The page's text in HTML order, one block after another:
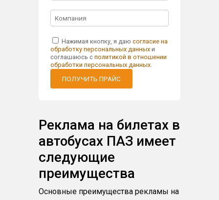
Нажимая кнопку, я даю согласие на
обработку персональных данныхи
соглашаюсь с политикой в отношении
обработки персональных данных.
ПОЛУЧИТЬ ПРАЙС
Реклама на билетах в
автобусах ПАЗ имеет
следующие
преимущества
Основные преимущества рекламы на